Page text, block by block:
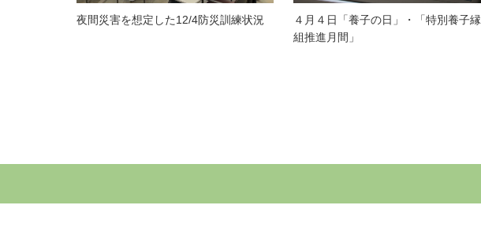
夜間災害を想定した12/4防災訓練状況
４月４日「養子の日」・「特別養子縁
組推進月間」